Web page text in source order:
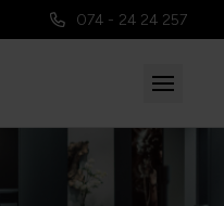
074 - 24 24 257